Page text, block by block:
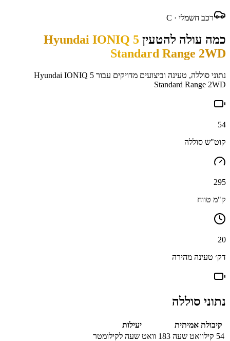
רכב חשמלי · C
כמה עולה להטעין Hyundai IONIQ 5
Standard Range 2WD
נתוני סוללה, טעינה וביצועים מדויקים עבור Hyundai IONIQ 5
Standard Range 2WD
54
קוט"ש סוללה
295
ק"מ טווח
20
דק׳ טעינה מהירה
נתוני סוללה
קיבולת אמיתית
יעילות
54 קילוואט שעה 183 וואט שעה לקילומטר